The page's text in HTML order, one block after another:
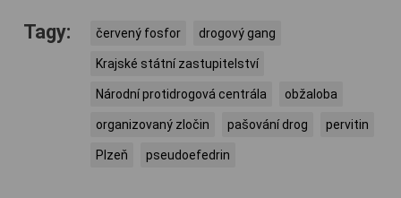
Tagy: červený fosfor drogový gang
Krajské státní zastupitelství
Národní protidrogová centrála obžaloba
organizovaný zločin pašování drog pervitin
Plzeň pseudoefedrin